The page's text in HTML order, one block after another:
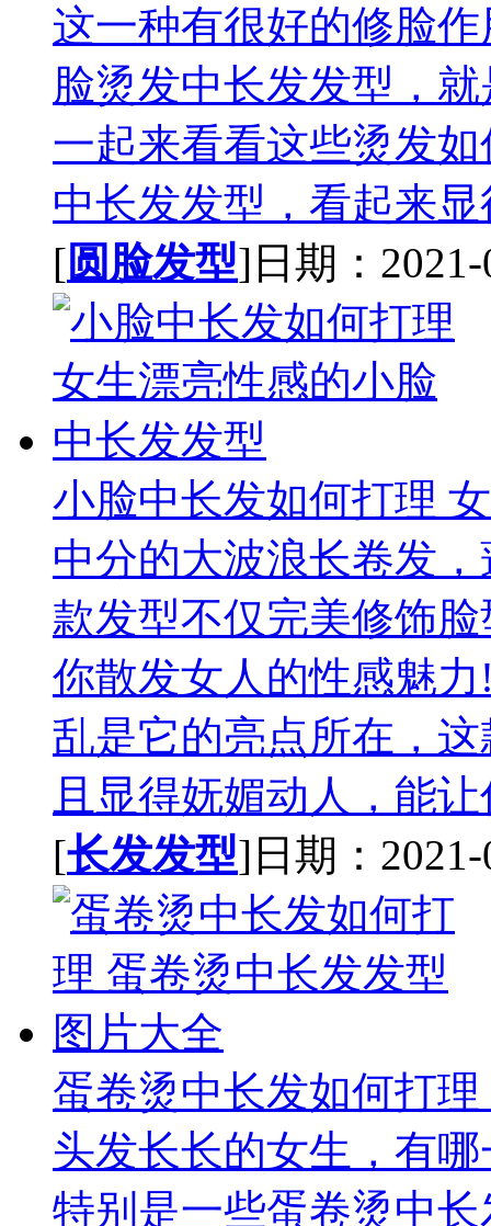
这一种有很好的修脸
脸烫发中长发发型，
一起来看看这些烫发
中长发发型，看起来
[圆脸发型]日期：2021-
小脸中长发如何打理
中分的大波浪长卷发
款发型不仅完美修饰
你散发女人的性感魅
乱是它的亮点所在，
且显得妩媚动人，能
[长发发型]日期：2021-
蛋卷烫中长发如何打
头发长长的女生，有
特别是一些蛋卷烫中